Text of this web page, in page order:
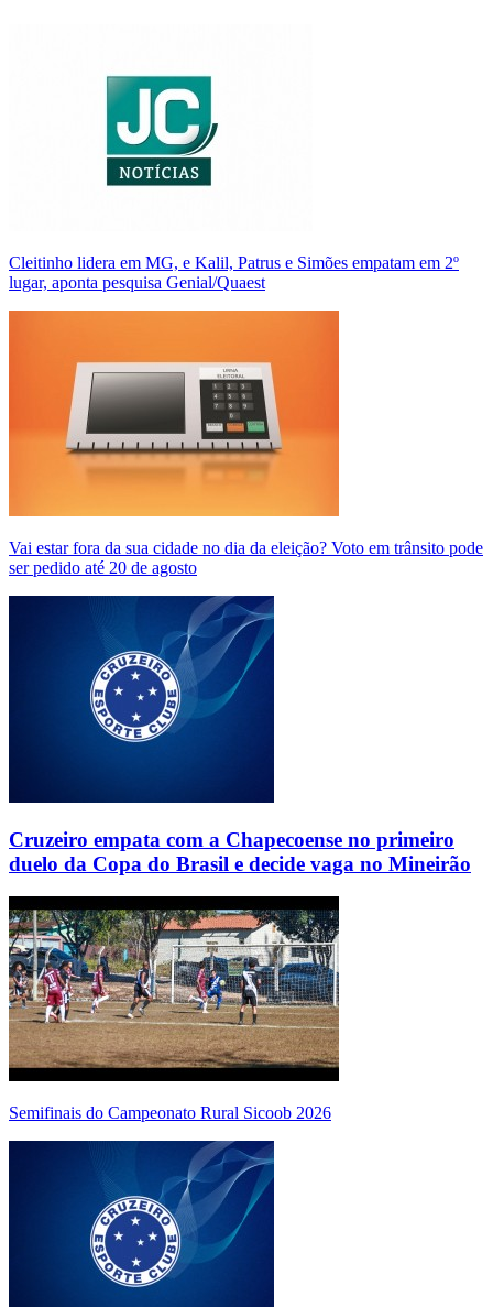
Cleitinho lidera em MG, e Kalil, Patrus e Simões empatam em 2º
lugar, aponta pesquisa Genial/Quaest
Vai estar fora da sua cidade no dia da eleição? Voto em trânsito pode
ser pedido até 20 de agosto
Cruzeiro empata com a Chapecoense no primeiro
duelo da Copa do Brasil e decide vaga no Mineirão
Semifinais do Campeonato Rural Sicoob 2026